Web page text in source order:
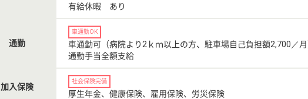
有給休暇 あり
通勤
車通勤OK
車通勤可（病院より2ｋｍ以上の方、駐車場自己負担額2,700／
通勤手当全額支給
加入保険
社会保険完備
厚生年金、健康保険、雇用保険、労災保険